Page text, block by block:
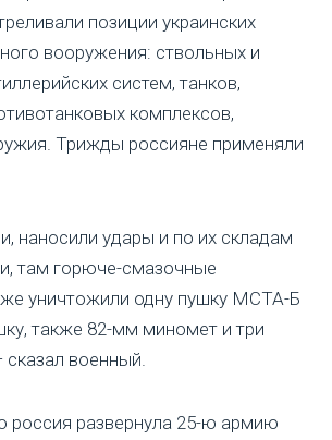
позиции украинских
вооружения: ствольных и
систем, танков,
комплексов,
Трижды россияне применяли
наносили удары и по их складам
там горюче-смазочные
уничтожили одну пушку МСТА-Б
также 82-мм миномет и три
военный.
россия развернула 25-ю армию